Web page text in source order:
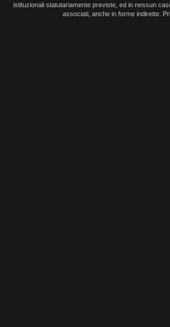
istituzionali statutariamente previste, ed in nessun
associati, anche in forme indirette.